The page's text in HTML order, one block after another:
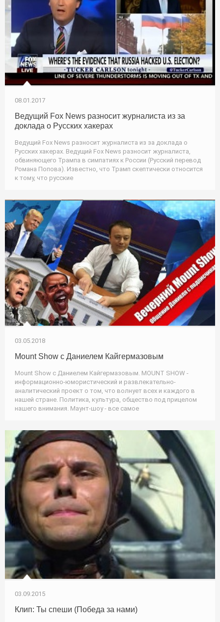
08.01.2017
Ведущий Fox News разносит журналиста из за
доклада о Русских хакерах
Ведущий Fox News разносит журналиста из за доклада о
Русских хакерах. Ведущий Fox News разносит журналиста,
обвиняющего Трампа в симпатиях к России (Русский перевод
Романа Попова). Известно, что Трамп скептически относится
к тому, что русские
03.05.2018
Mount Show с Даниелем Кайгермазовым
Mount Show с Даниелем Кайгермазовым. MOUNT SHOW -
информационно-юмористический и развлекательно-
аналитический проект о том, что волнует всех и каждого в
нашей стране. Политика, культура, общество под прицелом
нашего внимания. Маунт-шоу - все самое
03.09.2015
Клип: Ты спеши (Победа за нами)